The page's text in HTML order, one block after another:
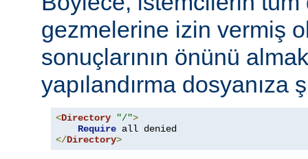
gezmelerine izin vermiş
sonuçlarının önünü
yapılandırma dosyanıza
<Directory "/">
Require
</Directory>